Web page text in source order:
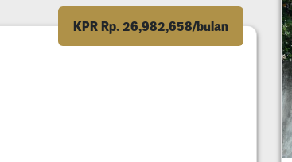
KPR Rp. 26,982,658/bulan